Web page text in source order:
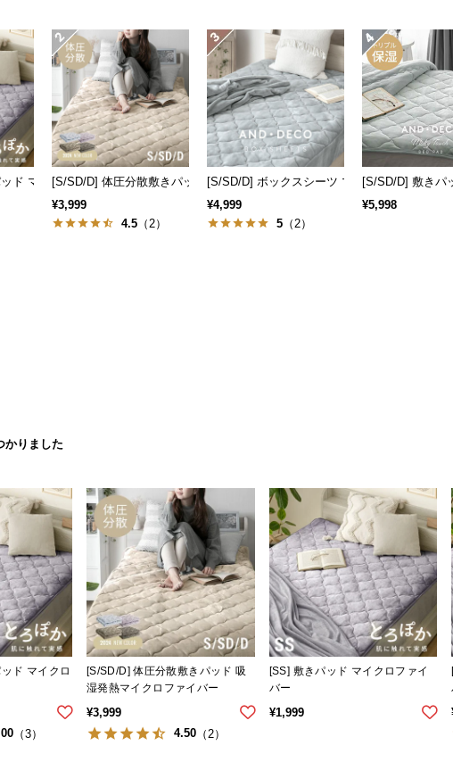
ド マイクロファイバー
[S/SD/D] 体圧分散敷きパッド 吸湿発熱マイクロファイバー
¥3,999
4.5 （2）
[S/SD/D] ボックスシーツ マイクロファイバー
¥4,999
5 （2）
[S/SD/D] 敷きパ
¥5,998
ド マイクロ
（3）
[S/SD/D] 体圧分散敷きパッド 吸
湿発熱マイクロファイバー
¥3,999
4.50（2）
[SS] 敷きパッド マイクロファイ
バー
¥1,999